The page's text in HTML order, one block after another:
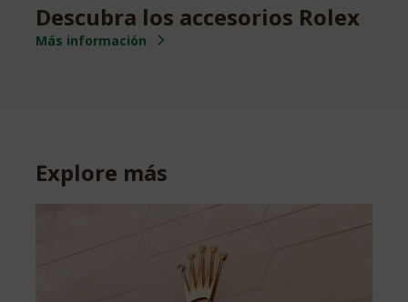
Descubra los accesorios Rolex
Más información
Explore más